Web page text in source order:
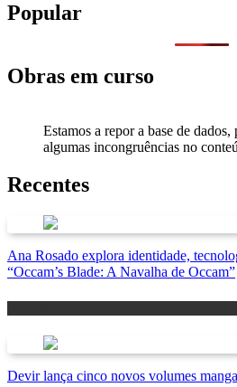
Popular
Obras em curso
Estamos a repor a base de
algumas incongruências no
Recentes
Ana Rosado explora identidade,
“Occam’s Blade: A Navalha de Occam”
Devir lança cinco novos volumes